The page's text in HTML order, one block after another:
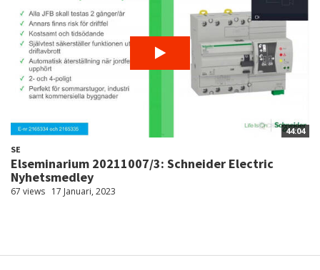
44:04
SE
Elseminarium 20211007/3: Schneider Electric
Nyhetsmedley
67 views 17 Januari, 2023